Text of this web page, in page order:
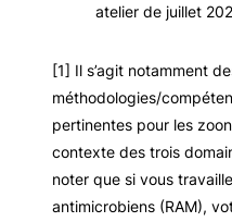
atelier de juillet
[1] Il s’agit notamment
méthodologies/
pertinentes pour les
contexte des trois
noter que si vous
antimicrobiens (RAM),